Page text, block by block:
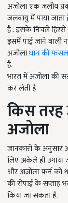
अजोला एक जलीय
जलवायु में पाया
है . इसके निचले हिस्से में
इसमें पाई जाने वाली
अजोलाधान की फसल
है.
भारत में अजोला की
कर लेती है
किस
अजोला
जानकारों के अनुसार
लिए अकेले ही उगाया
और अजोला फ़र्न को
की रोपाई के सप्ताह
किया जा सकता है.